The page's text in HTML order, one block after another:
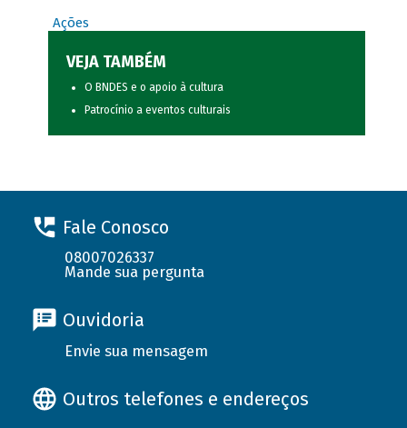
Ações
VEJA TAMBÉM
O BNDES e o apoio à cultura
Patrocínio a eventos culturais
Fale Conosco
08007026337
Mande sua pergunta
Ouvidoria
Envie sua mensagem
Outros telefones e endereços